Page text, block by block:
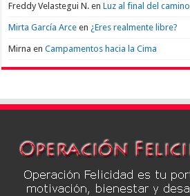
Freddy Velastegui N. enLuz al final del camino
Mirta García Arce en ¿Eres realmente libre?
Mirna enCampamentos hacia la Cima